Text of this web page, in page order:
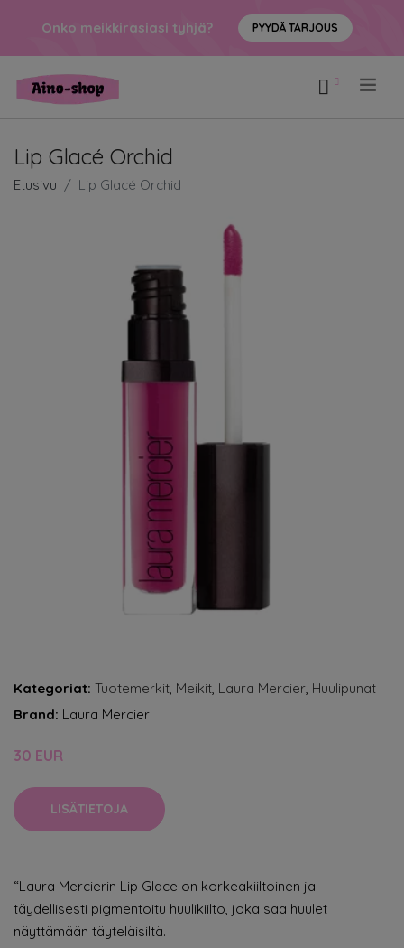
Onko meikkirasiasi tyhjä? PYYDÄ TARJOUS
Lip Glacé Orchid
Etusivu Lip Glacé Orchid
Kategoriat: Tuotemerkit, Meikit, Laura Mercier, Huulipunat
Brand: Laura Mercier
30 EUR
LISÄTIETOJA
“Laura Mercierin Lip Glace on korkeakiiltoinen ja
täydellisesti pigmentoitu huulikiilto, joka saa huulet
näyttämään täyteläisiltä.